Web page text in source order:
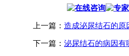
上一篇： 造成泌尿结石的原
下一篇： 泌尿结石的病因有